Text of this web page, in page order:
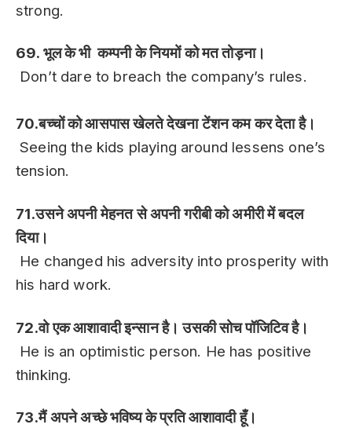
strong.
69. भूल के भी कम्पनी के नियमों को मत तोड़ना।
Don’t dare to breach the company’s rules.
70.बच्चों को आसपास खेलते देखना टेंशन कम कर देता है।
Seeing the kids playing around lessens one’s
tension.
71.उसने अपनी मेहनत से अपनी गरीबी को अमीरी में बदल
दिया।
He changed his adversity into prosperity with
his hard work.
72.वो एक आशावादी इन्सान है। उसकी सोच पॉजिटिव है।
He is an optimistic person. He has positive
thinking.
73.मैं अपने अच्छे भविष्य के प्रति आशावादी हूँ।